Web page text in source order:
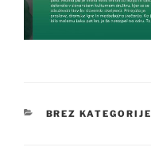
KATEGORIJE
BREZ KATEGORIJE